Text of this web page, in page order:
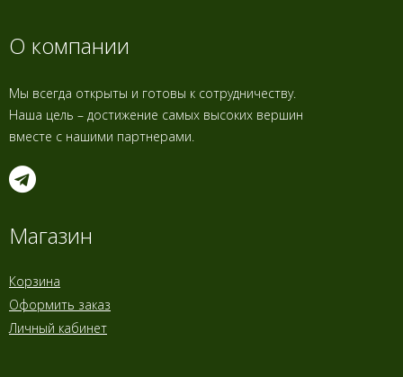
О компании
Мы всегда открыты и готовы к сотрудничеству.
Наша цель – достижение самых высоких вершин
вместе с нашими партнерами.
Магазин
Корзина
Оформить заказ
Личный кабинет